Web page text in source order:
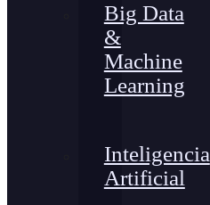
Big Data
&
Machine
Learning
Inteligencia
Artificial